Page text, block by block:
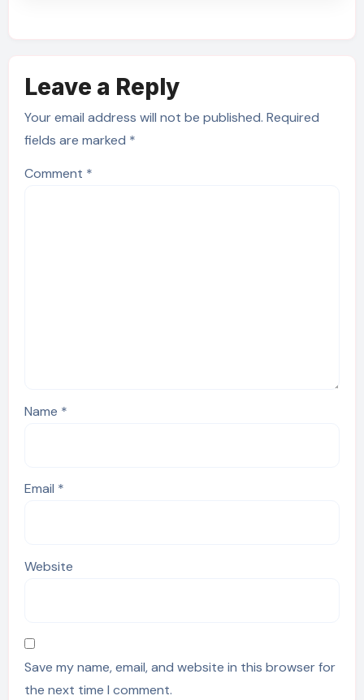
Leave a Reply
Your email address will not be published. Required
fields are marked *
Comment *
Name *
Email *
Website
Save my name, email, and website in this browser for
the next time I comment.